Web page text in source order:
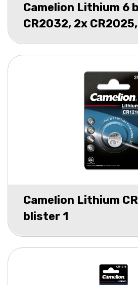
Camelion Lithium 6
CR2032, 2x
Camelion Lithium
blister 1